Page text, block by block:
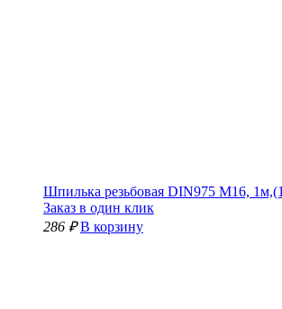
Шпилька резьбовая DIN975 М16,
Заказ в один клик
286 ₽ В корзину